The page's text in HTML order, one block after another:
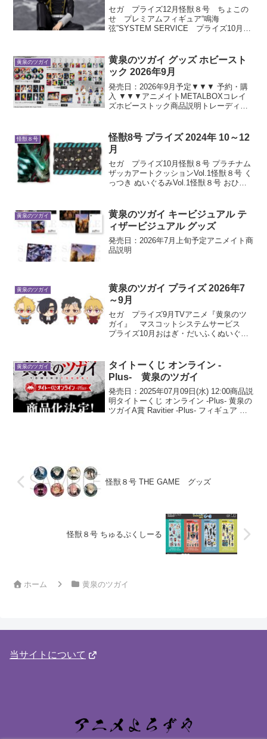
セガ プライズ12月怪獣８号 ちょこの
せ プレミアムフィギュア“鳴海
弦”SYSTEM SERVICE プライズ10月ち
プライズ12月怪獣８号 Gran...
黄泉のツガイ
黄泉のツガイ グッズ ホビースト
ック 2026年9月
発売日：2026年9月予定▼▼▼ 予約・購
入 ▼▼▼アニメイトMETALBOXコレイ
ズホビーストック商品説明トレーディン
ットステッカーA6ビジュアルアクリルプ
レートアク...
怪獣８号
怪獣8号 プライズ 2024年 10～12
月
セガ プライズ10月怪獣８号 プラチナム
ザッカアートクッションVol.1怪獣８号 く
っつき ぬいぐるみVol.1怪獣８号 おひる
８号 ちょこのせ プレミア...
黄泉のツガイ
黄泉のツガイ キービジュアル テ
ィザービジュアル グッズ
発売日：2026年7月上旬予定アニメイト商
品説明
黄泉のツガイ
黄泉のツガイ プライズ 2026年7
～9月
セガ プライズ9月TVアニメ『黄泉のツ
ガイ』 マスコットシステムサービス
プライズ10月おはぎ・だいふくぬいぐる
イ』 マスコット2026年9月登場予定シス
テムサービ...
黄泉のツガイ
タイトーくじ オンライン -
Plus- 黄泉のツガイ
発売日：2025年07月09日(水) 12:00商品説
明タイトーくじ オンライン -Plus- 黄泉の
ツガイA賞 Ravitier -Plus- フィギュア ガ
怪獣８号 THE GAME グッズ
怪獣８号 ちゅるぷくしーる
ホーム 黄泉のツガイ
当サイトについて